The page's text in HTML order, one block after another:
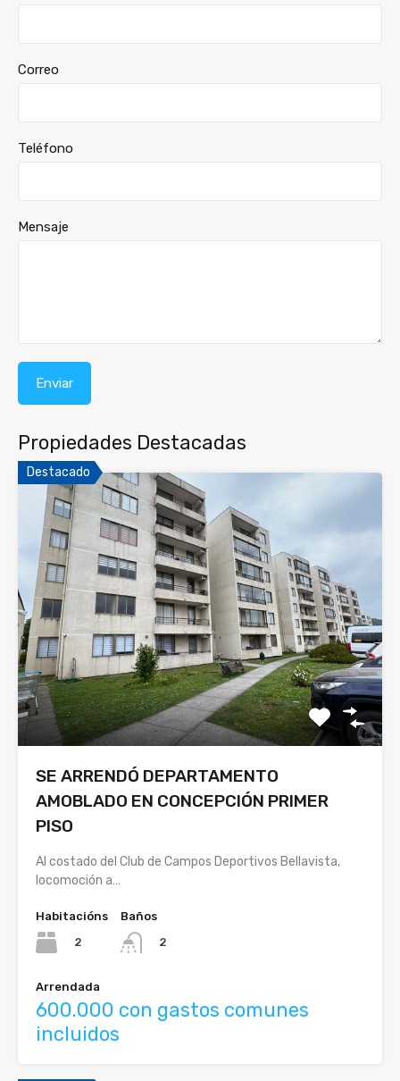
Correo
Teléfono
Mensaje
Propiedades Destacadas
Destacado
SE ARRENDÓ DEPARTAMENTO
AMOBLADO EN CONCEPCIÓN PRIMER
PISO
Al costado del Club de Campos Deportivos Bellavista,
locomoción a…
Habitacións
2
Baños
2
Arrendada
600.000 con gastos comunes
incluidos